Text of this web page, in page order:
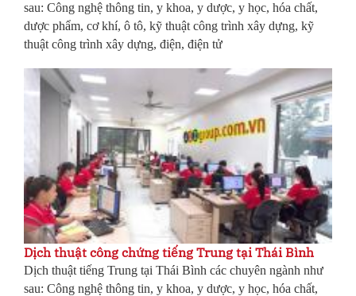
sau: Công nghệ thông tin, y khoa, y dược, y học, hóa chất,
dược phẩm, cơ khí, ô tô, kỹ thuật công trình xây dựng, kỹ
thuật công trình xây dựng, điện, điện tử
Dịch thuật công chứng tiếng Trung tại Thái Bình
Dịch thuật tiếng Trung tại Thái Bình các chuyên ngành như
sau: Công nghệ thông tin, y khoa, y dược, y học, hóa chất,